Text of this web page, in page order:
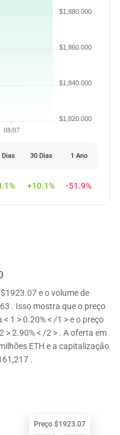
08/07
$1,820.000
$1,840.000
$1,860.000
$1,880.000
Dias 30 Dias 1 Ano
+10.1% -51.9%
e o volume de
. Isso mostra que o preço
1 > 0.20% < /1 > e o preço
> 2.90% < /2 > . A oferta em
ETH e a capitalização
.
Preço $1923.07